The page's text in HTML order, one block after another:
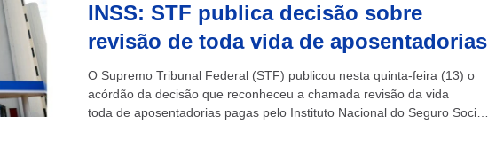
INSS: STF publica decisão sobre
revisão de toda vida de aposentadorias
O Supremo Tribunal Federal (STF) publicou nesta quinta-feira (13) o
acórdão da decisão que reconheceu a chamada revisão da vida
toda de aposentadorias pagas pelo Instituto Nacional do Seguro Social